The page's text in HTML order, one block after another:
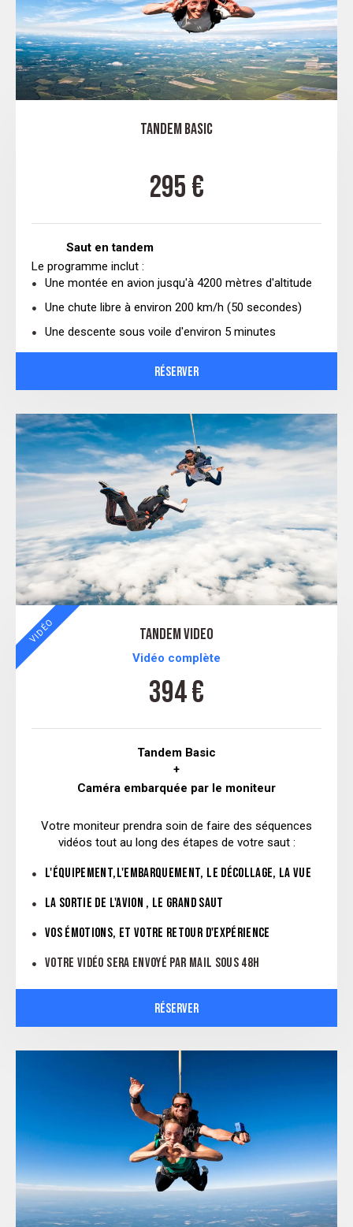
tandem Basic
295 €
Saut en tandem
Le programme inclut :
Une montée en avion jusqu'à 4200 mètres d'altitude
Une chute libre à environ 200 km/h (50 secondes)
Une descente sous voile d'environ 5 minutes
RÉSERVER
VIDÉO tandem VIDEO
Vidéo complète
394 €
Tandem Basic
+
Caméra embarquée par le moniteur
Votre moniteur prendra soin de faire des séquences
vidéos tout au long des étapes de votre saut :
L'ÉQUIPEMENT,L'EMBARQUEMENT, LE DÉCOLLAGE, LA VUE
LA SORTIE DE L'AVION , LE GRAND SAUT
VOS ÉMOTIONS, ET VOTRE RETOUR D'EXPÉRIENCE
VOTRE VIDÉO SERA ENVOYÉ PAR MAIL SOUS 48H
RÉSERVER